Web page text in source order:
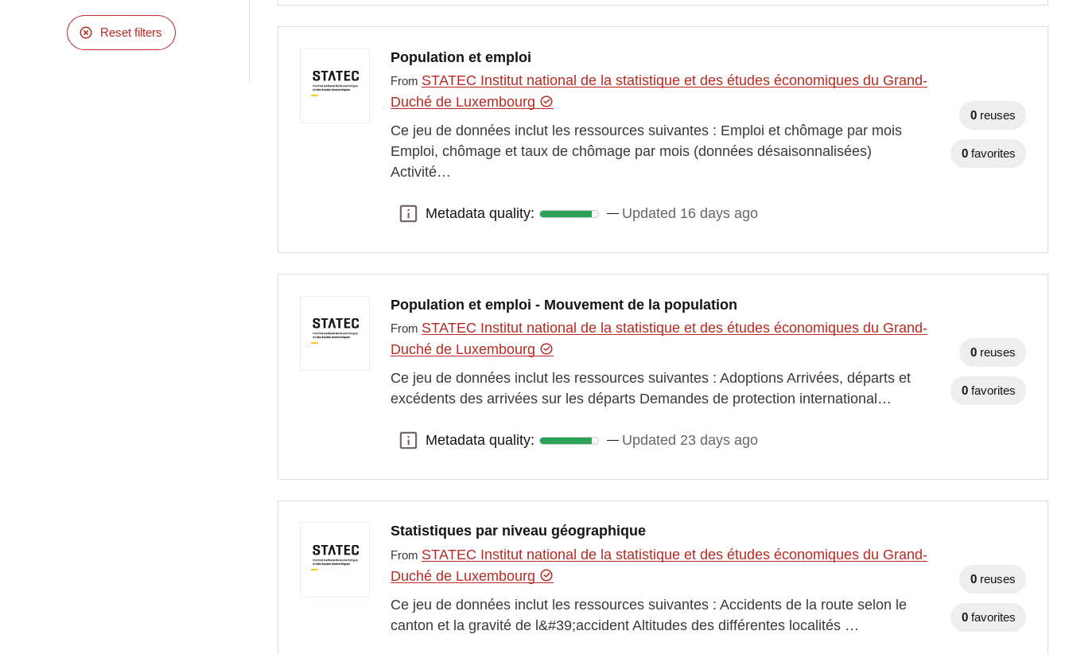
Reset filters
Population et emploi
From STATEC Institut national de la statistique et des études économiques du Grand-
Duché de Luxembourg
Ce jeu de données inclut les ressources suivantes : Emploi et chômage par mois
Emploi, chômage et taux de chômage par mois (données désaisonnalisées)
Activité…
Metadata quality:
Metadata quality: Updated 16 days ago
0 reuses
0 favorites
Population et emploi - Mouvement de la population
From STATEC Institut national de la statistique et des études économiques du Grand-
Duché de Luxembourg
Ce jeu de données inclut les ressources suivantes : Adoptions Arrivées, départs et
excédents des arrivées sur les départs Demandes de protection international…
Metadata quality:
Metadata quality: Updated 23 days ago
0 reuses
0 favorites
Statistiques par niveau géographique
From STATEC Institut national de la statistique et des études économiques du Grand-
Duché de Luxembourg
Ce jeu de données inclut les ressources suivantes : Accidents de la route selon le
canton et la gravité de l&#39;accident Altitudes des différentes localités …
0 reuses
0 favorites